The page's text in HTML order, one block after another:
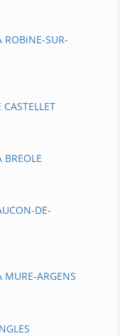
SUR-
DE-
ARGENS